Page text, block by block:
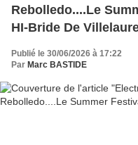
Rebolledo....Le
HI-Bride De
Publié le 30/06/2026 à 17:22
Par Marc BASTIDE